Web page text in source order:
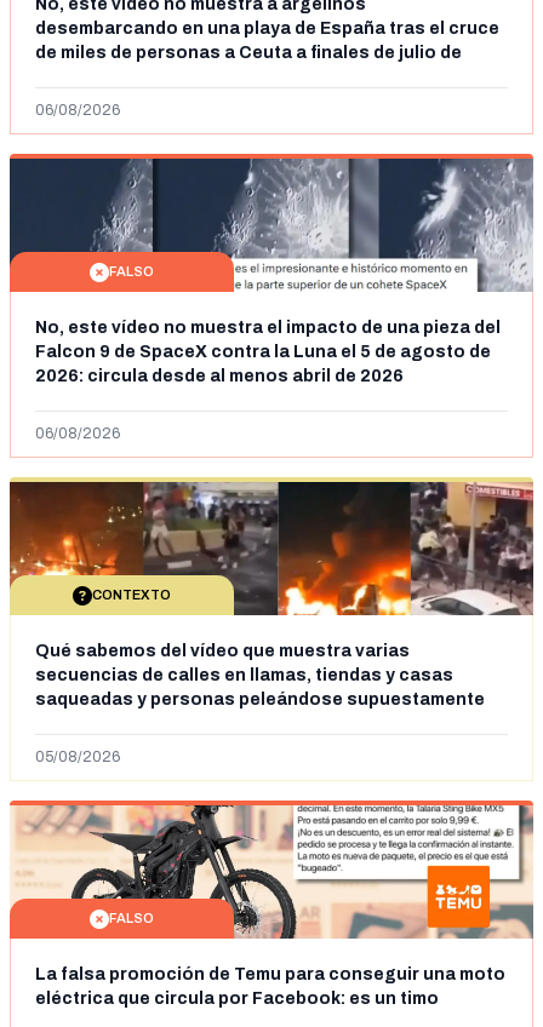
No, este vídeo no muestra a argelinos
desembarcando en una playa de España tras el cruce
de miles de personas a Ceuta a finales de julio de
06/08/2026
FALSO
No, este vídeo no muestra el impacto de una pieza del
Falcon 9 de SpaceX contra la Luna el 5 de agosto de
2026: circula desde al menos abril de 2026
06/08/2026
CONTEXTO
Qué sabemos del vídeo que muestra varias
secuencias de calles en llamas, tiendas y casas
saqueadas y personas peleándose supuestamente
situación irregular a Ceuta
05/08/2026
FALSO
La falsa promoción de Temu para conseguir una moto
eléctrica que circula por Facebook: es un timo